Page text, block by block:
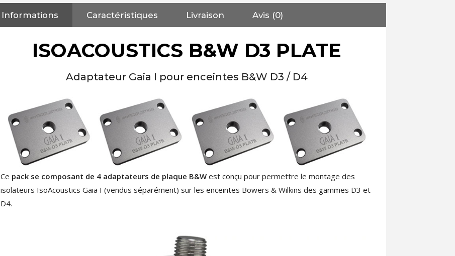
NEUTRIK NC3FXX Connecteur
XLR Femelle 3 Pôles...
MKSX4 Enceinte Subwoofer...
AUDIOPHONICS DA-S250NC
Amplificateur Intégré...
579,00 €
649,00 €
FOSI AUDIO CA30
Amplificateur 4 Voies pour...
135,99 €159,99 €
Informations Caractéristiques Livraison Avis (0)
ISOACOUSTICS B&W D3 PLATE
Adaptateur Gaia I pour enceintes B&W D3 / D4
Ce pack se composant de 4 adaptateurs de plaque B&W est conçu pour permettre le montage des
isolateurs IsoAcoustics Gaia I (vendus séparément) sur les enceintes Bowers & Wilkins des gammes D3 et
D4.